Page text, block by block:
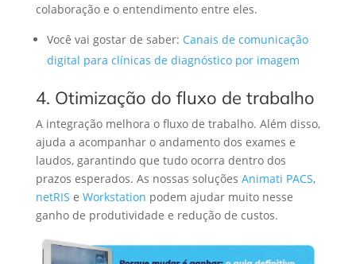
colaboração e o entendimento entre eles.
Você vai gostar de saber: Canais de comunicação
digital para clínicas de diagnóstico por imagem
4. Otimização do fluxo de trabalho
A integração melhora o fluxo de trabalho. Além disso,
ajuda a acompanhar o andamento dos exames e
laudos, garantindo que tudo ocorra dentro dos
prazos esperados. As nossas soluções Animati PACS,
netRIS e Workstation podem ajudar muito nesse
ganho de produtividade e redução de custos.